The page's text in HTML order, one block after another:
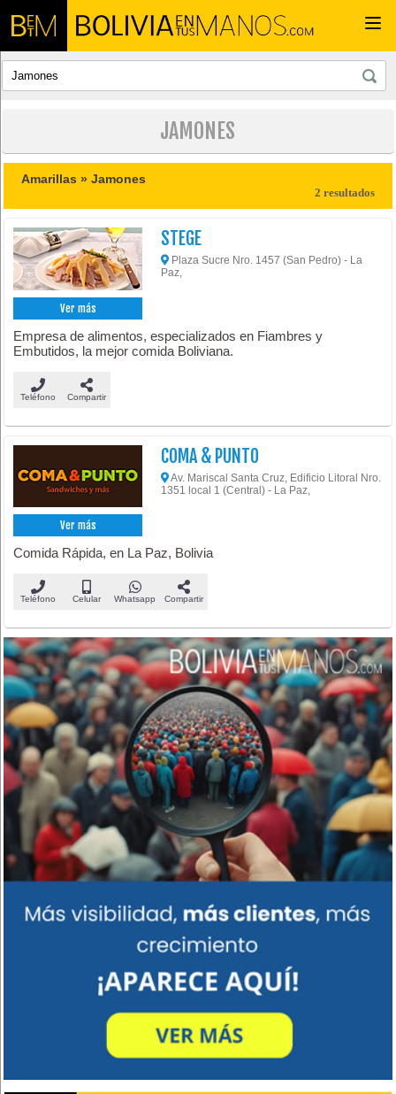
JAMONES
Amarillas »Jamones
2 resultados
Ver más
STEGE
Plaza Sucre Nro. 1457 (San Pedro) - La
Paz,
Empresa de alimentos, especializados en Fiambres y
Embutidos, la mejor comida Boliviana.
Teléfono Compartir
Ver más
COMA & PUNTO
Av. Mariscal Santa Cruz, Edificio Litoral Nro.
1351 local 1 (Central) - La Paz,
Comida Rápida, en La Paz, Bolivia
Teléfono Celular Whatsapp Compartir